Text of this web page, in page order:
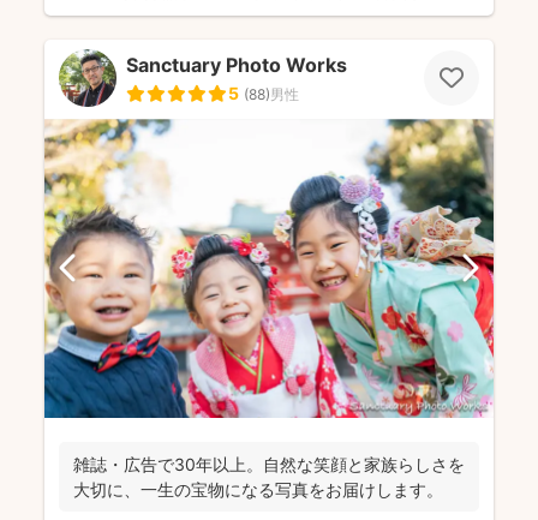
Sanctuary Photo Works
5 (88)男性
雑誌・広告で30年以上。自然な笑顔と家族らしさを
大切に、一生の宝物になる写真をお届けします。